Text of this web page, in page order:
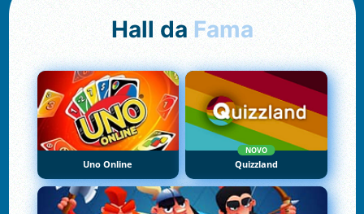
Hall da Fama
Uno Online
NOVO
Quizzland